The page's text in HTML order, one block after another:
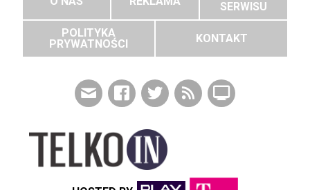
SERWISU
POLITYKA
PRYWATNOŚCI
KONTAKT